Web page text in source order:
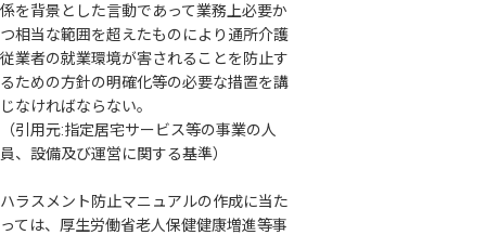
係を背景とした言動であって業務上必要か
つ相当な範囲を超えたものにより通所介護
従業者の就業環境が害されることを防止す
るための方針の明確化等の必要な措置を講
じなければならない。
（引用元:指定居宅サービス等の事業の人
員、設備及び運営に関する基準）
ハラスメント防止マニュアルの作成に当た
っては、厚生労働省老人保健健康増進等事